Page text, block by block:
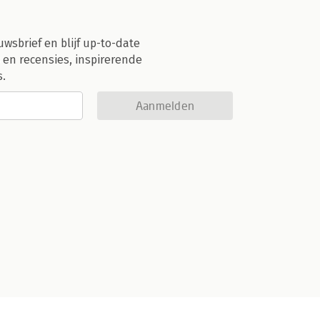
en blijf up-to-date
recensies, inspirerende
Aanmelden